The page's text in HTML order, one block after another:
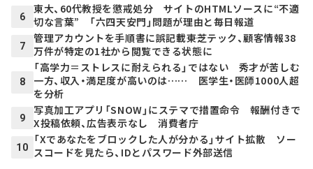
6
東大、60代教授を懲戒処分 サイトのHTMLソースに“不適
切な言葉” 「六四天安門」問題が理由と毎日報道
7
管理アカウントを手順書に誤記載――東芝テック、顧客情報38
万件が特定の1社から閲覧できる状態に
8
「高学力＝ストレスに耐えられる」ではない 秀才が苦しむ
一方、収入・満足度が高いのは…… 医学生・医師1000人超
を分析
9
写真加工アプリ「SNOW」にステマで措置命令 報酬付きで
X投稿依頼、広告表示なし 消費者庁
10
「Xであなたをブロックした人が分かる」サイト拡散 ソー
スコードを見たら、IDとパスワード外部送信